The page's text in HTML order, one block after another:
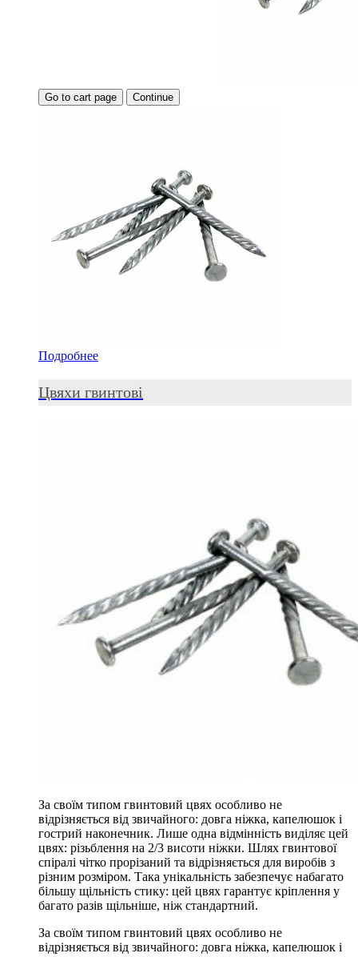
Go to cart page Continue
Подробнее
Цвяхи гвинтові
За своїм типом гвинтовий цвях особливо не
відрізняється від звичайного: довга ніжка, капелюшок і
гострий наконечник. Лише одна відмінність виділяє цей
цвях: різьблення на 2/3 висоти ніжки. Шлях гвинтової
спіралі чітко прорізаний та відрізняється для виробів з
різним розміром. Така унікальність забезпечує набагато
більшу щільність стику: цей цвях гарантує кріплення у
багато разів щільніше, ніж стандартний.
За своїм типом гвинтовий цвях особливо не
відрізняється від звичайного: довга ніжка, капелюшок і